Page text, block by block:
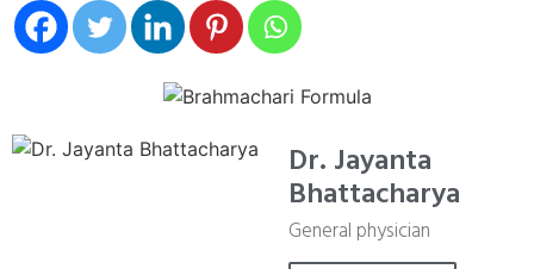
Dr. Jayanta
Bhattacharya
General physician